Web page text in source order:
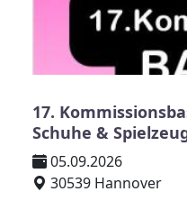
17.
Schuhe &
05.09.2026
30539 Hannover